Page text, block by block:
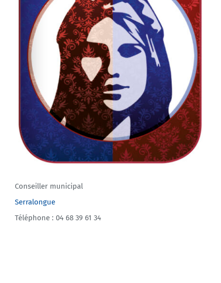
Conseiller municipal
Serralongue
Téléphone : 04 68 39 61 34